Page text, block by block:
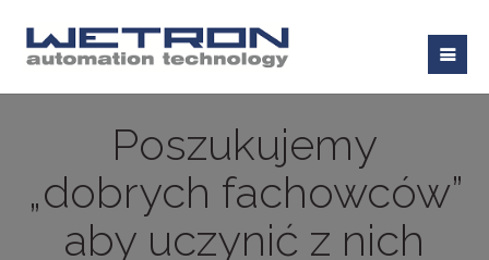
Poszukujemy
„dobrych fachowców”
aby uczynić z nich